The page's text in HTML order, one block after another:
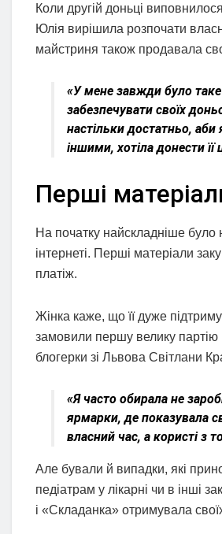
Коли другій доньці
Юлія вирішила розпочати
майстриня також продавала
«У мене завжди було таке
забезпечувати своїх
настільки достатньо,
іншими, хотіла донести
Перші
На початку найскладніше було
інтернеті. Перші матеріали
платіж.
Жінка каже, що її дуже
замовили першу велику партію
блогерки зі Львова Світлани
«Я часто обирала не
ярмарки, де показувала
власний час, а користі з
Але бували й випадки, які
педіатрам у лікарні чи в інші
і «Складанка» отримувала